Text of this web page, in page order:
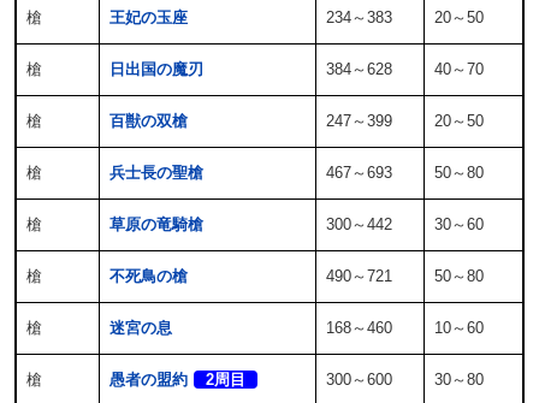
槍 王妃の玉座 234～383 20～50
槍 日出国の魔刃 384～628 40～70
槍 百獣の双槍 247～399 20～50
槍 兵士長の聖槍 467～693 50～80
槍 草原の竜騎槍 300～442 30～60
槍 不死鳥の槍 490～721 50～80
槍 迷宮の息 168～460 10～60
槍 愚者の盟約 2周目 300～600 30～80